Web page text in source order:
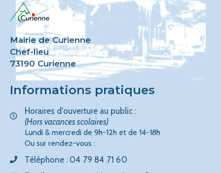
Mairie de Curienne
Chef-lieu
73190 Curienne
Informations pratiques
Horaires d'ouverture au public :
(Hors vacances scolaires)
Lundi & mercredi de 9h-12h et de 14-18h
Ou sur rendez-vous :
Téléphone : 04 79 84 71 60